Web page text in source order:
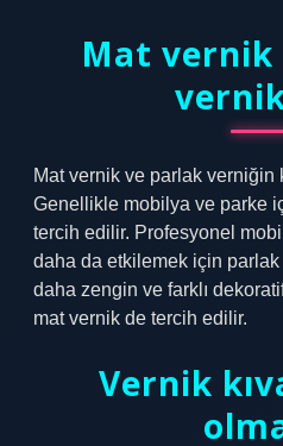
Mat
Mat vernik ve parlak verniğin
Genellikle mobilya ve parke
tercih edilir. Profesyonel
daha da etkilemek için parlak
daha zengin ve farklı
mat vernik de tercih edilir.
Vernik